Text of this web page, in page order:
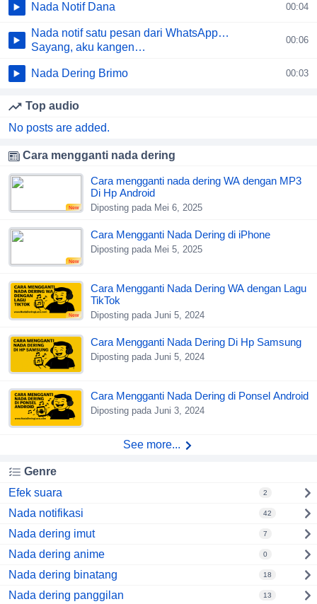
Nada Notif Dana 00:04
Nada notif satu pesan dari WhatsApp…
Sayang, aku kangen…
00:06
Nada Dering Brimo 00:03
Top audio
No posts are added.
Cara mengganti nada dering
New
Cara mengganti nada dering WA dengan MP3
Di Hp Android
Diposting pada Mei 6, 2025
New
Cara Mengganti Nada Dering di iPhone
Diposting pada Mei 5, 2025
New
Cara Mengganti Nada Dering WA dengan Lagu
TikTok
Diposting pada Juni 5, 2024
Cara Mengganti Nada Dering Di Hp Samsung
Diposting pada Juni 5, 2024
Cara Mengganti Nada Dering di Ponsel Android
Diposting pada Juni 3, 2024
See more...
Genre
Efek suara
2
Nada notifikasi 42
Nada dering imut 7
Nada dering anime 0
Nada dering binatang 18
Nada dering panggilan 13